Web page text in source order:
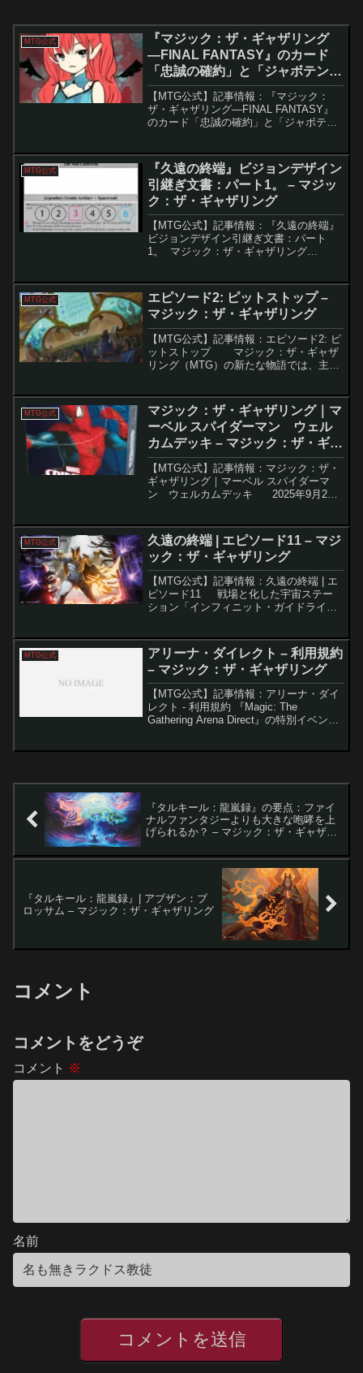
MTG公式
『マジック：ザ・ギャザリング
―FINAL FANTASY』のカード
「忠誠の確約」と「ジャボテンダ
ー」のアーティスト表記に関する
声明。 – マジック：ザ・ギャザリ
ング
【MTG公式】記事情報：『マジック：
ザ・ギャザリング―FINAL FANTASY』
のカード「忠誠の確約」と「ジャボテン
FINAL FANTASY』セットにおいて、一
部カー...
MTG公式
『​久遠の終端』ビジョンデザイン
引継ぎ文書：パート1。 – マジッ
ク：ザ・ギャザリング
【MTG公式】記事情報：『​久遠の終端』
ビジョンデザイン引継ぎ文書：パート
1。 マジック：ザ・ギャザリング
た本格的なサブブランドシリーズの第1弾
です。開発の中心で...
MTG公式
エピソード2: ピットストップ –
マジック：ザ・ギャザリング
【MTG公式】記事情報：エピソード2: ピ
ットストップ マジック：ザ・ギャザ
リング（MTG）の新たな物語では、主人
ナーラーとニッサの関係、激しいレー
ス、そし...
MTG公式
マジック：ザ・ギャザリング｜マ
ーベル スパイダーマン ウェル
カムデッキ – マジック：ザ・ギャ
ザリング
【MTG公式】記事情報：マジック：ザ・
ギャザリング｜マーベル スパイダーマ
ン ウェルカムデッキ 2025年9月26
ダーマンの世界観と『マ...
MTG公式
久遠の終端 | エピソード11 – マジ
ック：ザ・ギャザリング
【MTG公式】記事情報：久遠の終端 | エ
ピソード11 戦場と化した宇宙ステー
ション「インフィニット・ガイドライ
中、主人公たちは仲間の絆、信念、そし
て過去の...
MTG公式
アリーナ・ダイレクト – 利用規約
– マジック：ザ・ギャザリング
【MTG公式】記事情報：アリーナ・ダイ
レクト - 利用規約 『Magic: The
Gathering Arena Direct』の特別イベント
『タルキール：龍嵐録』の要点：ファイ
ナルファンタジーよりも大きな咆哮を上
げられるか？ – マジック：ザ・ギャザリ
『タルキール：龍嵐録』| アブザン：ブ
ロッサム – マジック：ザ・ギャザリング
コメント
コメントをどうぞ
コメント ※
名前